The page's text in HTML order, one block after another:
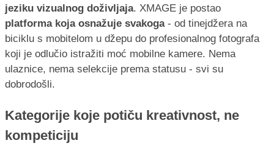
jeziku vizualnog doživljaja. XMAGE je postao
platforma koja osnažuje svakoga- od tinejdžera na
biciklu s mobitelom u džepu do profesionalnog fotografa
koji je odlučio istražiti moć mobilne kamere. Nema
ulaznice, nema selekcije prema statusu - svi su
dobrodošli.
Kategorije koje potiču kreativnost, ne
kompeticiju